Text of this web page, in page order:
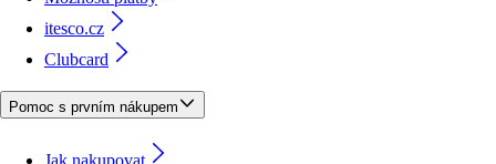
itesco.cz
Clubcard
Pomoc s prvním nákupem
Jak nakupovat